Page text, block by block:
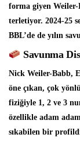
forma giyen Weiler-
terletiyor. 2024-25
BBL’de de yılın
Savunma
Nick Weiler-Babb,
öne çıkan, çok
fiziğiyle 1, 2 ve 3
özellikle adam
sıkabilen bir